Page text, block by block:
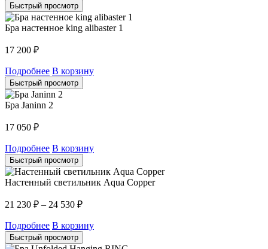
Быстрый просмотр
Бра настенное king alibaster 1
17 200 ₽
Подробнее В корзину
Быстрый просмотр
Бра Janinn 2
17 050 ₽
Подробнее В корзину
Быстрый просмотр
Настенный светильник Aqua Copper
21 230 ₽ – 24 530 ₽
Подробнее В корзину
Быстрый просмотр